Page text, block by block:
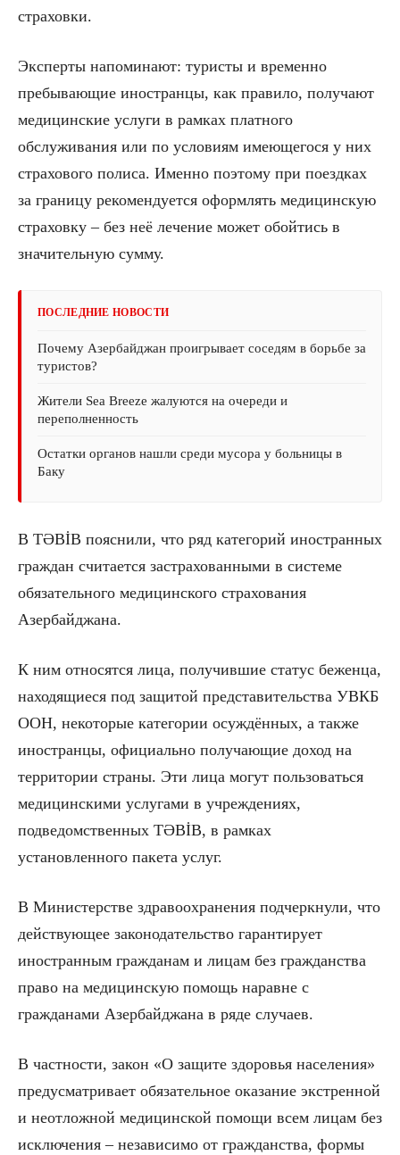
страховки.
Эксперты напоминают: туристы и временно
пребывающие иностранцы, как правило, получают
медицинские услуги в рамках платного
обслуживания или по условиям имеющегося у них
страхового полиса. Именно поэтому при поездках
за границу рекомендуется оформлять медицинскую
страховку – без неё лечение может обойтись в
значительную сумму.
ПОСЛЕДНИЕ НОВОСТИ
Почему Азербайджан проигрывает соседям в борьбе за
туристов?
Жители Sea Breeze жалуются на очереди и
переполненность
Остатки органов нашли среди мусора у больницы в
Баку
В TƏBİB пояснили, что ряд категорий иностранных
граждан считается застрахованными в системе
обязательного медицинского страхования
Азербайджана.
К ним относятся лица, получившие статус беженца,
находящиеся под защитой представительства УВКБ
ООН, некоторые категории осуждённых, а также
иностранцы, официально получающие доход на
территории страны. Эти лица могут пользоваться
медицинскими услугами в учреждениях,
подведомственных TƏBİB, в рамках
установленного пакета услуг.
В Министерстве здравоохранения подчеркнули, что
действующее законодательство гарантирует
иностранным гражданам и лицам без гражданства
право на медицинскую помощь наравне с
гражданами Азербайджана в ряде случаев.
В частности, закон «О защите здоровья населения»
предусматривает обязательное оказание экстренной
и неотложной медицинской помощи всем лицам без
исключения – независимо от гражданства, формы